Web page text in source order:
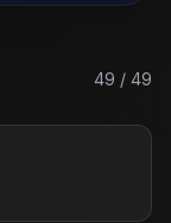
49 / 49